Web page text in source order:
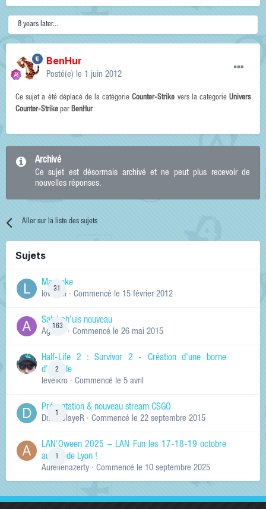
8 years later...
BenHur
Posté(e) le 1 juin 2012
Ce sujet a été déplacé de la catégorieCounter-Strike vers la categorieUnivers
Counter-Strike par BenHur
Archivé
Ce sujet est désormais archivé et ne peut plus recevoir de
nouvelles réponses.
Aller sur la liste des sujets
Sujets
31
Manneke
lowskill · Commencé le 15 février 2012
163
Salut ch'uis nouveau
Ag0Nie · Commencé le 26 mai 2015
2
Half-Life 2 : Survivor 2 - Création d'une borne
d'arcade
levelkro · Commencé le 5 avril
Présentation & nouveau stream CSGO
Dr.KinSlayeR · Commencé le 22 septembre 2015
LAN'Oween 2025 – LAN Fun les 17-18-19 octobre
au sud de Lyon !
Aurelienazerty · Commencé le 10 septembre 2025